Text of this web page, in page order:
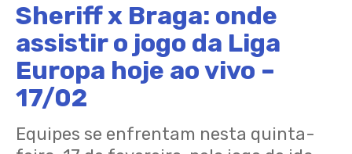
Sheriff x Braga: onde
assistir o jogo da Liga
Europa hoje ao vivo –
17/02
Equipes se enfrentam nesta quinta-